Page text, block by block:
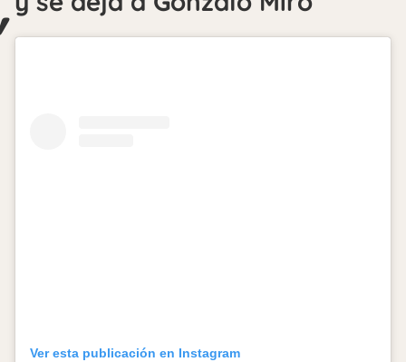
Ver esta publicación en Instagram